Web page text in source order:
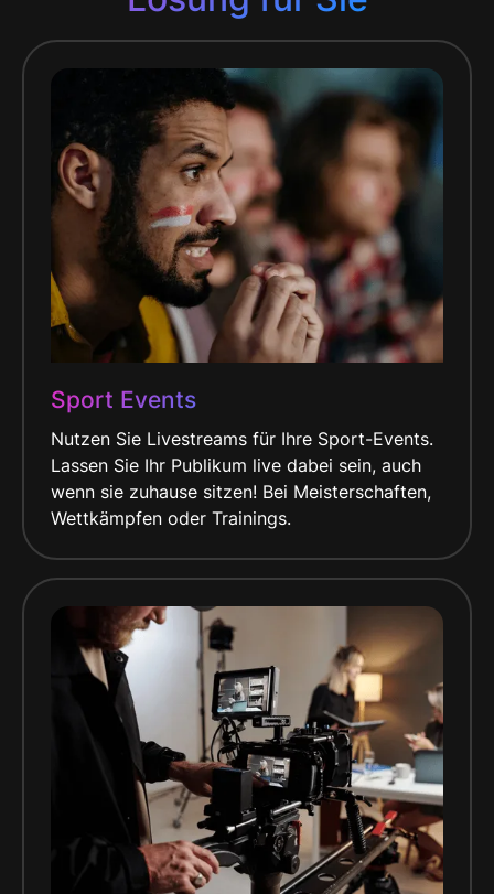
Sport Events
Nutzen Sie Livestreams für Ihre Sport-Events.
Lassen Sie Ihr Publikum live dabei sein, auch
wenn sie zuhause sitzen! Bei Meisterschaften,
Wettkämpfen oder Trainings.​